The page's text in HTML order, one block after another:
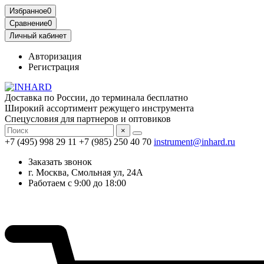
Избранное0
Сравнение0
Личный кабинет
Авторизация
Регистрация
Доставка по России, до терминала бесплатно
Широкий ассортимент режущего инструмента
Спецусловия для партнеров и оптовиков
×
+7 (495) 998 29 11 +7 (985) 250 40 70 instrument@inhard.ru
Заказать звонок
г. Москва, Смольная ул, 24А
Работаем с 9:00 до 18:00